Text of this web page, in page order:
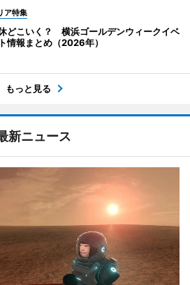
ア特集
どこいく？ 横浜ゴールデンウィークイベ
情報まとめ（2026年）
もっと見る
新ニュース